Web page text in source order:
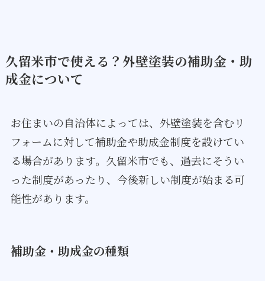
久留米市で使える？外壁塗装の補助金・助
成金について
お住まいの自治体によっては、外壁塗装を含むリ
フォームに対して補助金や助成金制度を設けてい
る場合があります。久留米市でも、過去にそうい
った制度があったり、今後新しい制度が始まる可
能性があります。
補助金・助成金の種類